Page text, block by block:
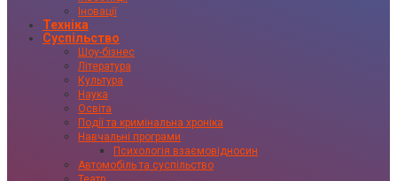
Іновації
Техніка
Суспільство
Шоу-бізнес
Література
Культура
Наука
Освіта
Події та кримінальна хроніка
Навчальні програми
Психологія взаємовідносин
Автомобіль та суспільство